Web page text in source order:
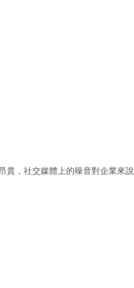
貴，社交媒體上的噪音對企業來說